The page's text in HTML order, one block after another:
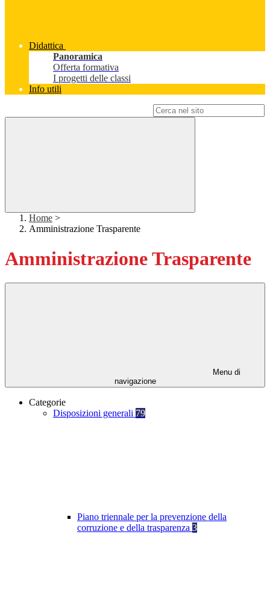
Didattica
Panoramica
Offerta formativa
I progetti delle classi
Info utili
Home >
Amministrazione Trasparente
Amministrazione Trasparente
Menu di
navigazione
Categorie
Disposizioni generali 79
Piano triennale per la prevenzione della
corruzione e della trasparenza 3